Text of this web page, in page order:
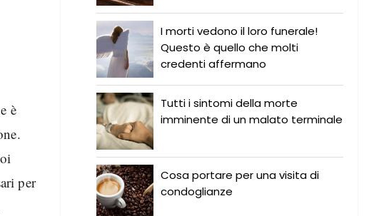
è
per
I morti vedono il loro funerale!
Questo è quello che molti
credenti affermano
Tutti i sintomi della morte
imminente di un malato terminale
Cosa portare per una visita di
condoglianze